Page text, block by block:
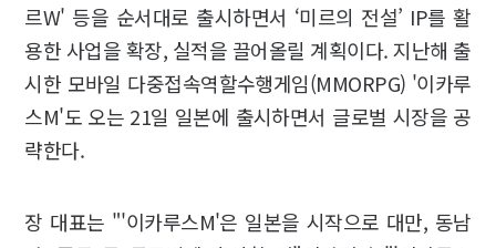
르W' 등을 순서대로 출시하면서 ‘미르의 전설’ IP를 활
용한 사업을 확장, 실적을 끌어올릴 계획이다. 지난해 출
시한 모바일 다중접속역할수행게임(MMORPG) '이카루
스M'도 오는 21일 일본에 출시하면서 글로벌 시장을 공
략한다.
장 대표는 "'이카루스M'은 일본을 시작으로 대만, 동남